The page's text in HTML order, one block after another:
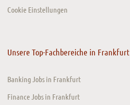
Cookie Einstellungen
Unsere Top-Fachbereiche in Frankfurt
Banking Jobs in Frankfurt
Finance Jobs in Frankfurt